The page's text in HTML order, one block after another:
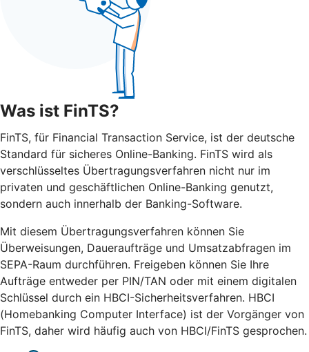
Was ist FinTS?
FinTS, für Financial Transaction Service, ist der deutsche
Standard für sicheres Online-Banking. FinTS wird als
verschlüsseltes Übertragungsverfahren nicht nur im
privaten und geschäftlichen Online-Banking genutzt,
sondern auch innerhalb der Banking-Software.
Mit diesem Übertragungsverfahren können Sie
Überweisungen, Daueraufträge und Umsatzabfragen im
SEPA-Raum durchführen. Freigeben können Sie Ihre
Aufträge entweder per PIN/TAN oder mit einem digitalen
Schlüssel durch ein HBCI-Sicherheitsverfahren. HBCI
(Homebanking Computer Interface) ist der Vorgänger von
FinTS, daher wird häufig auch von HBCI/FinTS gesprochen.